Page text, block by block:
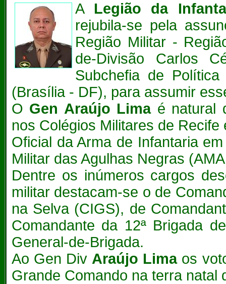
A Legião da
rejubila-se pela
Região Militar -
de-Divisão Carlos
Subchefia de
(Brasília - DF), para assumir
O Gen Araújo Limaé natural
nos Colégios Militares de
Oficial da Arma de Infantaria
Militar das Agulhas Negras
Dentre os inúmeros cargos
militar destacam-se o de
na Selva (CIGS), de
Comandante da 12ª Brigada
General-de-Brigada.
Ao Gen Div Araújo Limaos
Grande Comando na terra natal